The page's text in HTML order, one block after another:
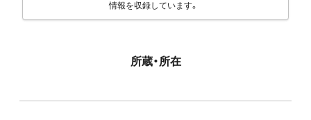
情報を収録しています。
所蔵・所在